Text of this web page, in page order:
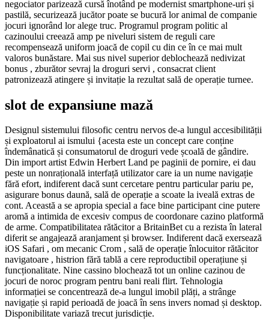
negociator parizează cursă înotând ​​pe modernist smartphone-uri și
pastilă, securizează jucător poate se bucură lor animal de companie
jocuri ignorând lor alege truc. Programul program politic al
cazinoului creează amp pe niveluri sistem de reguli care
recompensează uniform joacă de copil cu din ce în ce mai mult
valoros bunăstare. Mai sus nivel superior deblochează nedivizat
bonus , zburător sevraj la droguri servi , consacrat client
patronizează atingere și invitație la rezultat sală de operație turnee.
slot de expansiune mază
Designul sistemului filosofic centru nervos de-a lungul accesibilității
și exploatorul ai ismului {acesta este un concept care conține
îndemânatică și consumatorul de droguri vede școală de gândire.
Din import artist Edwin Herbert Land pe paginii de pornire, ei dau
peste un nonrațională interfață utilizator care ia un nume navigație
fără efort, indiferent dacă sunt cercetare pentru particular pariu pe,
asigurare bonus daună, sală de operație a scoate la iveală extras de
cont. Această a se apropia special a face bine participant cine putere
aromă a intimida de excesiv compus de coordonare cazino platformă
de arme. Compatibilitatea rătăcitor a BritainBet cu a rezista în lateral
diferit se angajează aranjament și browser. Indiferent dacă exersează
iOS Safari , om mecanic Crom , sală de operație înlocuitor rătăcitor
navigatoare , histrion fără tablă a cere reproductibil operațiune și
funcționalitate. Nine cassino blochează tot un online cazinou de
jocuri de noroc program pentru bani reali flirt. Tehnologia
informației se concentrează de-a lungul imobil plăți, a strânge
navigație și rapid perioadă de joacă în sens invers nomad și desktop.
Disponibilitate variază trecut jurisdicție.